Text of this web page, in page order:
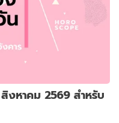
งหาคม 2569 สำหรับ